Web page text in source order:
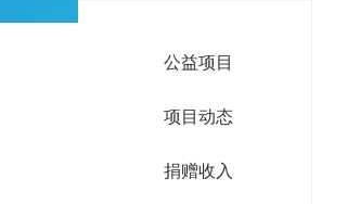
公益项目
项目动态
捐赠收入